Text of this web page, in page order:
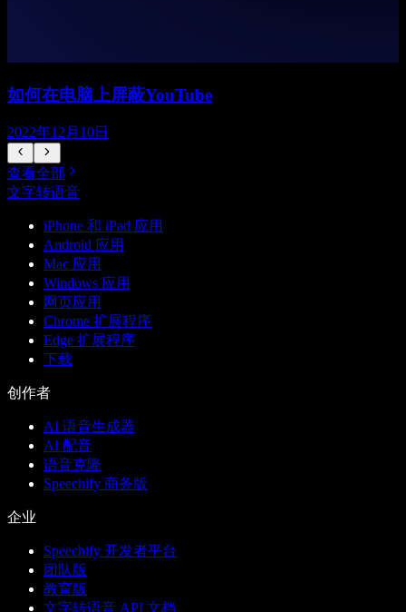
如何在电脑上屏蔽YouTube
2022年12月10日
查看全部
文字转语音
iPhone 和 iPad 应用
Android 应用
Mac 应用
Windows 应用
网页应用
Chrome 扩展程序
Edge 扩展程序
下载
创作者
AI 语音生成器
AI 配音
语音克隆
Speechify 商务版
企业
Speechify 开发者平台
团队版
教育版
文字转语音 API 文档